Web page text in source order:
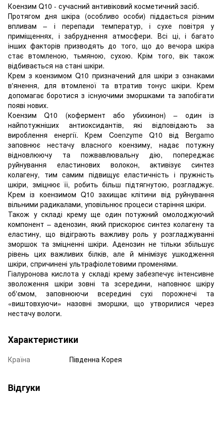
Коензим Q10 - сучасний антивіковий косметичний засіб.
Протягом дня шкіра (особливо особи) піддається різним
впливам – і перепади температур, і сухе повітря у
приміщеннях, і забруднення атмосфери. Всі ці, і багато
інших факторів призводять до того, що до вечора шкіра
стає втомленою, тьмяною, сухою. Крім того, вік також
відбивається на стані шкіри.
Крем з коензимом Q10 призначений для шкіри з ознаками
в'янення, для втомленої та втратив тонус шкіри. Крем
допомагає боротися з існуючими зморшками та запобігати
появі нових.
Коензим Q10 (кофермент або убихинон) – один із
найпотужніших антиоксидантів, які відповідають за
вироблення енергії. Крем Coenzyme Q10 від Bergamo
заповнює нестачу власного коензиму, надає потужну
відновлюючу та пожвавлювальну дію, попереджає
руйнування еластинових волокон, активізує синтез
колагену, тим самим підвищує еластичність і пружність
шкіри, зміцнює її, робить більш підтягнутою, розгладжує.
Крем із коензимом Q10 захищає клітини від руйнування
вільними радикалами, уповільнює процеси старіння шкіри.
Також у складі крему ще один потужний омолоджуючий
компонент – аденозин, який прискорює синтез колагену та
еластину, що відіграють важливу роль у розгладжуванні
зморшок та зміцненні шкіри. Аденозин не тільки збільшує
рівень цих важливих білків, але й мінімізує ушкодження
шкіри, спричинені ультрафіолетовими променями.
Гіалуронова кислота у складі крему забезпечує інтенсивне
зволоження шкіри зовні та зсередини, наповнює шкіру
об'ємом, заповнюючи всередині сухі порожнечі та
«виштовхуючи» назовні зморшки, що утворилися через
нестачу вологи.
Характеристики
Країна Південна Корея
Відгуки